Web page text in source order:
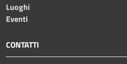
Luoghi
Eventi
CONTATTI